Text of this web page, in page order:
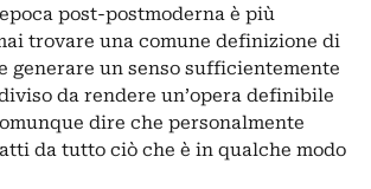
post-postmoderna è più
trovare una comune definizione di
generare un senso sufficientemente
da rendere un’opera definibile
dire che personalmente
da tutto ciò che è in qualche modo